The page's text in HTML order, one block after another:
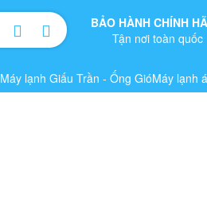
BẢO HÀNH CHÍNH
Tận nơi toàn quốc
Máy lạnh Giấu Trần - Ống GióMáy lạnh